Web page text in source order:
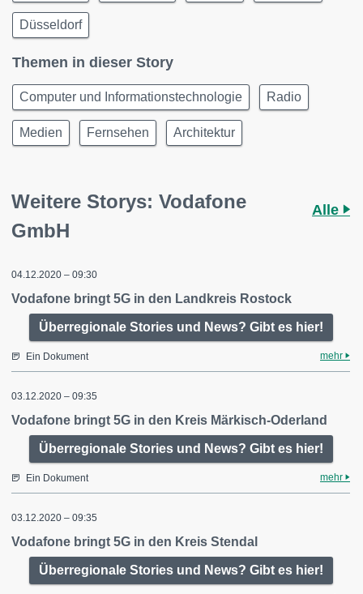
Düsseldorf
Themen in dieser Story
Computer und Informationstechnologie Radio
Medien Fernsehen Architektur
Weitere Storys: Vodafone
GmbH
Alle
04.12.2020 – 09:30
Vodafone bringt 5G in den Landkreis Rostock
Überregionale Stories und News? Gibt es hier!
Ein Dokument mehr
03.12.2020 – 09:35
Vodafone bringt 5G in den Kreis Märkisch-Oderland
Überregionale Stories und News? Gibt es hier!
Ein Dokument mehr
03.12.2020 – 09:35
Vodafone bringt 5G in den Kreis Stendal
Überregionale Stories und News? Gibt es hier!